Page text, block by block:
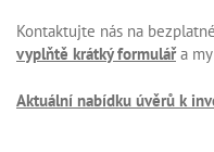
Kontaktujte nás na
vyplňtě krátký formulářa my
Aktuální nabídku úvěrů k